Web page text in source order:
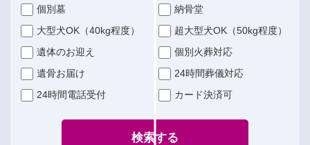
個別墓
納骨堂
大型犬OK（40kg程度）
超大型犬OK（50kg程度）
遺体のお迎え
個別火葬対応
遺骨お届け
24時間葬儀対応
24時間電話受付
カード決済可
検索する